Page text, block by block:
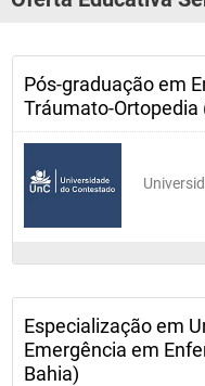
Pós-graduação em
Tráumato-Ortopedia
Especialização em
Emergência em
Bahia)